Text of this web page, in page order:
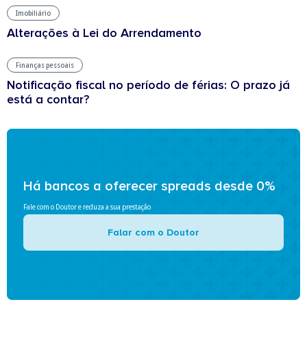
Imobiliário
Alterações à Lei do Arrendamento
Finanças pessoais
Notificação fiscal no período de férias: O prazo já
está a contar?
Há bancos a oferecer spreads desde 0%
Fale com o Doutor e reduza a sua prestação
Falar com o Doutor